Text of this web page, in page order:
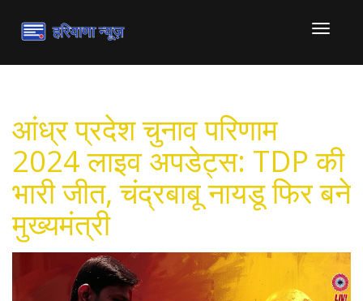
टॉगल
संचालित
आंध्र प्रदेश चुनाव परिणाम
2024 लाइव अपडेट्स: TDP की
भारी जीत, चंद्रबाबू नायडू फिर बने
मुख्यमंत्री